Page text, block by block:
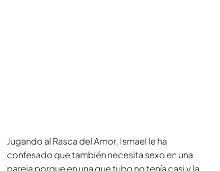
Jugando al Rasca del Amor, Ismael le ha
confesado que también necesita sexo en una
pareja porque en una que tubo no tenía casi y la